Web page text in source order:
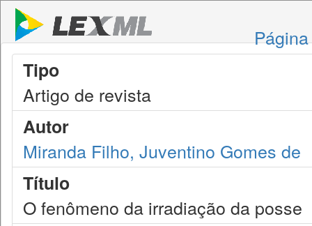
Tipo
Artigo de revista
Autor
Miranda Filho, Juventino Gomes de
Título
O fenômeno da irradiação da posse